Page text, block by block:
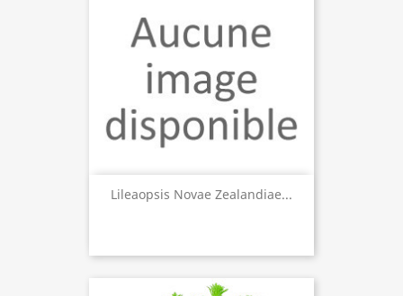
Lileaopsis Novae Zealandiae...